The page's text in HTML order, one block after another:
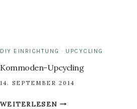
DIY EINRICHTUNG · UPCYCLING
Kommoden-Upcycling
14. SEPTEMBER 2014
WEITERLESENKOMMODEN-